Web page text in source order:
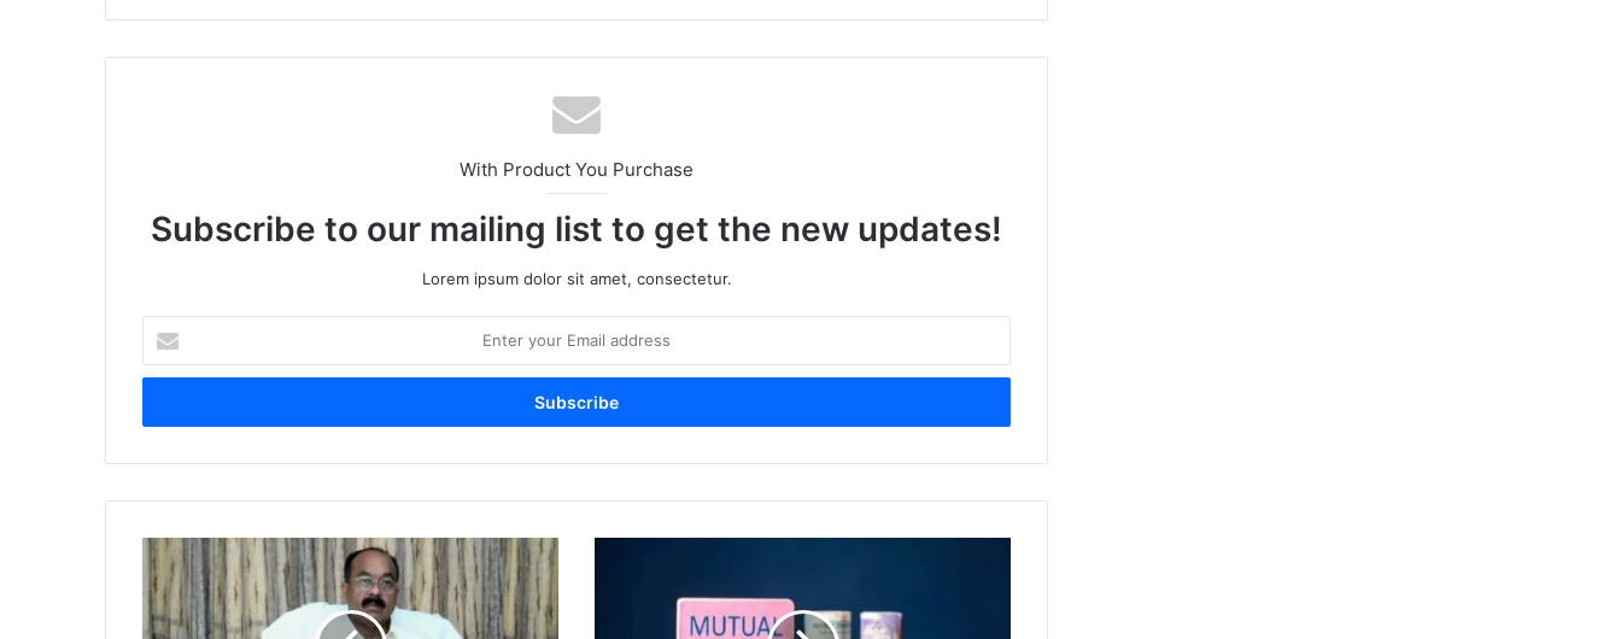
With Product You Purchase
Subscribe to our mailing list to get the new updates!
Lorem ipsum dolor sit amet, consectetur.
your
Email
भिलाई
की
यातायात
व्यवस्था